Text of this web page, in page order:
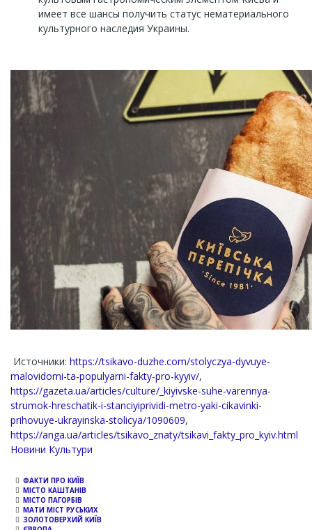
имеет все шансы получить статус нематериального
культурного наследия Украины.
Источники: https://tsikavo-duzhe.com/stolyczya-dyvuye-
malovidomi-ta-populyarni-fakty-pro-kyyiv/,
https://gazeta.ua/articles/culture/_kiyivske-suhe-varennya-
strumok-hreschatik-i-stanciyiprividi-metro-yaki-cikavinki-
prihovuye-ukrayinska-stolicya/1090609,
https://anga.ua/articles/tsikavo_znaty/tsikavi_fakty_pro_kyiv.html
Channel
Новини Культури
ФАКТИ ПРО КИЇВ
МІСТО КАШТАНІВ
МІСТО ПАГОРБІВ
МАТИ МІСТ РУСЬКИХ
ЗОЛОТОВЕРХИЙ КИЇВ